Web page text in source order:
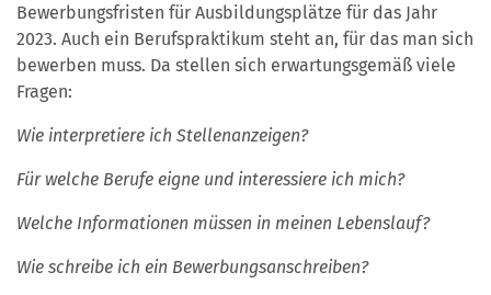
Bewerbungsfristen für Ausbildungsplätze für das Jahr
2023. Auch ein Berufspraktikum steht an, für das man sich
bewerben muss. Da stellen sich erwartungsgemäß viele
Fragen:
Wie interpretiere ich Stellenanzeigen?
Für welche Berufe eigne und interessiere ich mich?
Welche Informationen müssen in meinen Lebenslauf?
Wie schreibe ich ein Bewerbungsanschreiben?